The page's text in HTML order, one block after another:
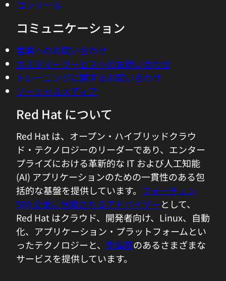
コンソール
コミュニケーション
営業へのお問い合わせ
カスタマーサービスへのお問い合わせ
トレーニングに関するお問い合わせ
ソーシャルメディア
Red Hat について
Red Hat は、オープン・ハイブリッドクラウ
ド・テクノロジーのリーダーであり、エンター
プライズにおける革新的な IT および人工知能
(AI) アプリケーションのための一貫性のある包
括的な基盤を提供しています。 フォーチュン
500 企業に信頼されるアドバイザーとして、
Red Hat はクラウド、開発者向け、Linux、自動
化、アプリケーション・プラットフォームとい
ったテクノロジーと、 受賞歴のあるさまざまな
サービスを提供しています。